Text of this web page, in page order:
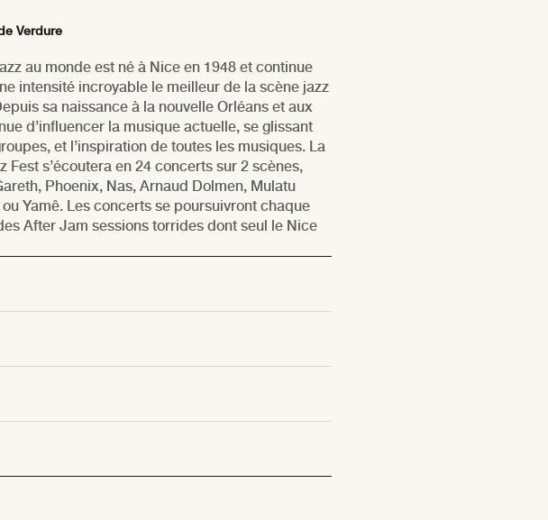
Verdure
au monde est né à Nice en 1948 et continue
intensité incroyable le meilleur de la scène jazz
sa naissance à la nouvelle Orléans et aux
d’influencer la musique actuelle, se glissant
et l’inspiration de toutes les musiques. La
Fest s’écoutera en 24 concerts sur 2 scènes,
Phoenix, Nas, Arnaud Dolmen, Mulatu
Yamê. Les concerts se poursuivront chaque
After Jam sessions torrides dont seul le Nice